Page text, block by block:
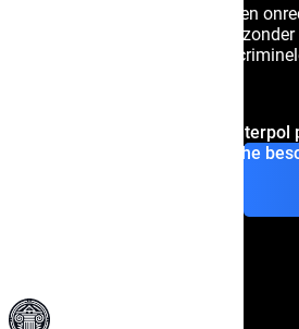
wanneer deze informatie ten
persoon wordt gekoppeld,
betrokkenheid hebben bij
Get consultation on
juridische